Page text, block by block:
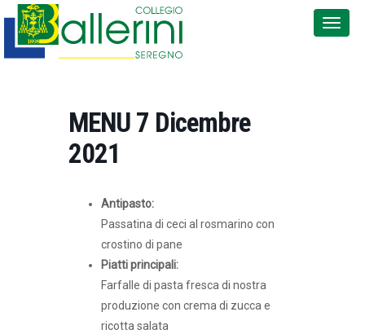
MENU 7 Dicembre
2021
Antipasto:
Passatina di ceci al rosmarino con
crostino di pane
Piatti principali:
Farfalle di pasta fresca di nostra
produzione con crema di zucca e
ricotta salata